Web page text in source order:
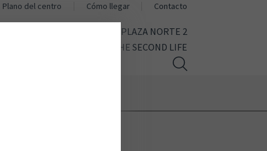
AHORA MISMO EN PLAZA NORTE 2
THE SECOND LIFE
Plano del centro Cómo llegar Contacto